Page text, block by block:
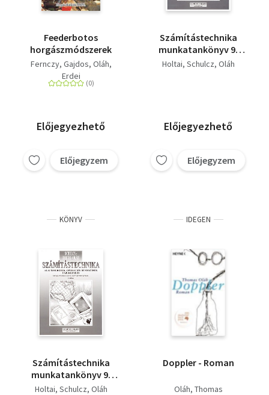
Feederbotos
horgászmódszerek
Fernczy Gajdos Oláh
Erdei
Előjegyezhető
Előjegyzem
Számítástechnika
munkatankönyv 9.
osztályosoknak 2. rész
Holtai Schulcz Oláh
Előjegyezhető
Előjegyzem
KÖNYV
Számítástechnika
munkatankönyv 9.
osztályosoknak 1. rész
Holtai Schulcz Oláh
IDEGEN
Doppler - Roman
Oláh, Thomas